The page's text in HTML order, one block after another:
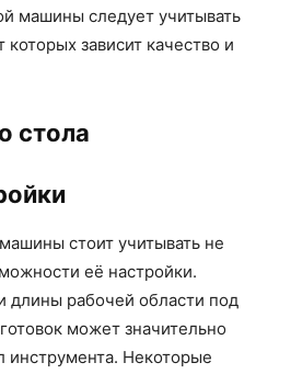
машины следует учитывать
которых зависит качество и
стола
стоит учитывать не
её настройки.
длины рабочей области под
может значительно
инструмента. Некоторые